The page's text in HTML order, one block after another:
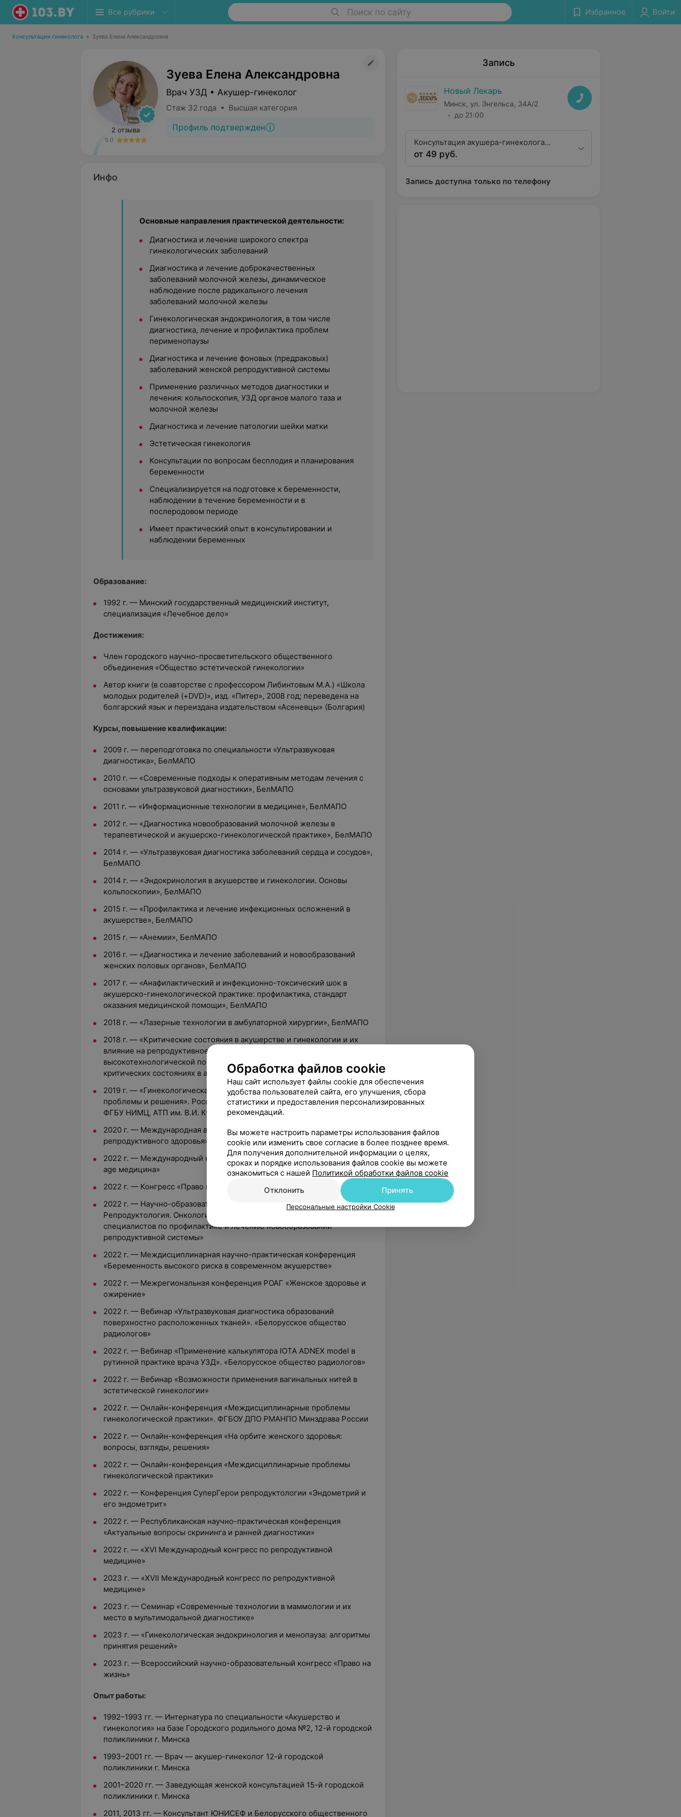
Все рубрики Поиск по сайту Избранное Войти
Консультации гинеколога • Зуева Елена Александровна
2 отзыва
5.0
Зуева Елена Александровна
Врач УЗД • Акушер-гинеколог
Стаж 32 года • Высшая категория
Профиль подтвержден
Инфо
Основные направления практической деятельности:
Диагностика и лечение широкого спектра
гинекологических заболеваний
Диагностика и лечение доброкачественных
заболеваний молочной железы, динамическое
наблюдение после радикального лечения
заболеваний молочной железы
Гинекологическая эндокринология, в том числе
диагностика, лечение и профилактика проблем
перименопаузы
Диагностика и лечение фоновых (предраковых)
заболеваний женской репродуктивной системы
Применение различных методов диагностики и
лечения: кольпоскопия, УЗД органов малого таза и
молочной железы
Диагностика и лечение патологии шейки матки
Эстетическая гинекология
Консультации по вопросам бесплодия и планирования
беременности
Специализируется на подготовке к беременности,
наблюдении в течение беременности и в
послеродовом периоде
Имеет практический опыт в консультировании и
наблюдении беременных
Образование:
1992 г. — Минский государственный медицинский институт,
специализация «Лечебное дело»
Достижения:
Член городского научно-просветительского общественного
объединения «Общество эстетической гинекологии»
Автор книги (в соавторстве с профессором Либинтовым М.А.) «Школа
молодых родителей (+DVD)», изд. «Питер», 2008 год; переведена на
болгарский язык и переиздана издательством «Асеневцы» (Болгария)
Курсы, повышение квалификации:
2009 г. — переподготовка по специальности «Ультразвуковая
диагностика», БелМАПО
2010 г. — «Современные подходы к оперативным методам лечения с
основами ультразвуковой диагностики», БелМАПО
2011 г. — «Информационные технологии в медицине», БелМАПО
2012 г. — «Диагностика новообразований молочной железы в
терапевтической и акушерско-гинекологической практике», БелМАПО
2014 г. — «Ультразвуковая диагностика заболеваний сердца и сосудов»,
БелМАПО
2014 г. — «Эндокринология в акушерстве и гинекологии. Основы
кольпоскопии», БелМАПО
2015 г. — «Профилактика и лечение инфекционных осложнений в
акушерстве», БелМАПО
2015 г. — «Анемии», БелМАПО
2016 г. — «Диагностика и лечение заболеваний и новообразований
женских половых органов», БелМАПО
2017 г. — «Анафилактический и инфекционно-токсический шок в
акушерско-гинекологической практике: профилактика, стандарт
оказания медицинской помощи», БелМАПО
2018 г. — «Лазерные технологии в амбулаторной хирургии», БелМАПО
2018 г. — «Критические состояния в акушерстве и гинекологии и их
влияние на репродуктивное здоровье. Оказание
высокотехнологической помощи. Основы УЗ-диагностики при
критических состояниях в акушерстве и гинекологии», БелМАПО
2019 г. — «Гинекологическая эндокринология в возрастном аспекте:
проблемы и решения». Российский научно-практический конгресс.
ФГБУ НИМЦ, АТП им. В.И. Кулакова, Минздрава России, г. Москва
2020 г. — Международная видеоконференция «Эндокринные аспекты
репродуктивного здоровья»
2022 г. — Международный конгресс «Эстетическая гинекология и anti-
age медицина»
2022 г. — Конгресс «Право на жизнь»
2022 г. — Научно-образовательный проект «РОСОРС: Гинекология.
Репродуктология. Онкология». ООО «Российское общество
специалистов по профилактике и лечению новообразований
репродуктивной системы»
2022 г. — Междисциплинарная научно-практическая конференция
«Беременность высокого риска в современном акушерстве»
2022 г. — Межрегиональная конференция РОАГ «Женское здоровье и
ожирение»
2022 г. — Вебинар «Ультразвуковая диагностика образований
поверхностно расположенных тканей». «Белорусское общество
радиологов»
2022 г. — Вебинар «Применение калькулятора IOTA ADNEX model в
рутинной практике врача УЗД». «Белорусское общество радиологов»
2022 г. — Вебинар «Возможности применения вагинальных нитей в
эстетической гинекологии»
2022 г. — Онлайн-конференция «Междисциплинарные проблемы
гинекологической практики». ФГБОУ ДПО РМАНПО Минздрава России
2022 г. — Онлайн-конференция «На орбите женского здоровья:
вопросы, взгляды, решения»
2022 г. — Онлайн-конференция «Междисциплинарные проблемы
гинекологической практики»
2022 г. — Конференция СуперГерои репродуктологии «Эндометрий и
его эндометрит»
2022 г. — Республиканская научно-практическая конференция
«Актуальные вопросы скрининга и ранней диагностики»
2022 г. — «XVI Международный конгресс по репродуктивной
медицине»
2023 г. — «XVII Международный конгресс по репродуктивной
медицине»
2023 г. — Семинар «Современные технологии в маммологии и их
место в мультимодальной диагностике»
2023 г. — «Гинекологическая эндокринология и менопауза: алгоритмы
принятия решений»
2023 г. — Всероссийский научно-образовательный конгресс «Право на
жизнь»
Опыт работы:
1992–1993 гг. — Интернатура по специальности «Акушерство и
гинекология» на базе Городского родильного дома №2, 12-й городской
поликлиники г. Минска
1993–2001 гг. — Врач — акушер-гинеколог 12-й городской
поликлиники г. Минска
2001–2020 гг. — Заведующая женской консультацией 15-й городской
поликлиники г. Минска
2011, 2013 гг. — Консультант ЮНИСЕФ и Белорусского общественного
Запись
Новый Лекарь
Минск, ул. Энгельса, 34А/2
до 21:00
Консультация акушера-гинеколога
высшей квалификационной категории
от 49 руб.
Запись доступна только по телефону
Обработка файлов cookie
Наш сайт использует файлы cookie для обеспечения
удобства пользователей сайта, его улучшения, сбора
статистики и предоставления персонализированных
рекомендаций.
Вы можете настроить параметры использования файлов
cookie или изменить свое согласие в более позднее время.
Для получения дополнительной информации о целях,
сроках и порядке использования файлов cookie вы можете
ознакомиться с нашей Политикой обработки файлов cookie
Отклонить
Принять
Персональные настройки Cookie